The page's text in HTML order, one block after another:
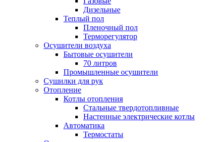
Дизельные
Теплый пол
Пленочный пол
Терморегулятор
Осушители воздуха
Бытовые осушители
70 литров
Промышленные осушители
Сушилки для рук
Отопление
Котлы отопления
Стальные твердотопливные
Настенные электрические котлы
Автоматика
Термостаты